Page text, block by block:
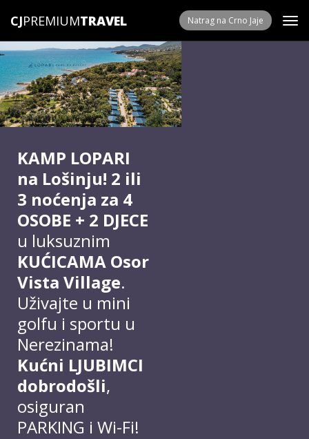
CJPREMIUM Natrag na Crno Jaje
KAMP LOPARI
na Lošinju! 2 ili
3 noćenja za 4
OSOBE + 2 DJECE
u luksuznim
KUĆICAMA Osor
Vista Village.
Uživajte u mini
golfu i sportu u
Nerezinama!
Kućni LJUBIMCI
dobrodošli,
osiguran
PARKING i Wi-Fi!